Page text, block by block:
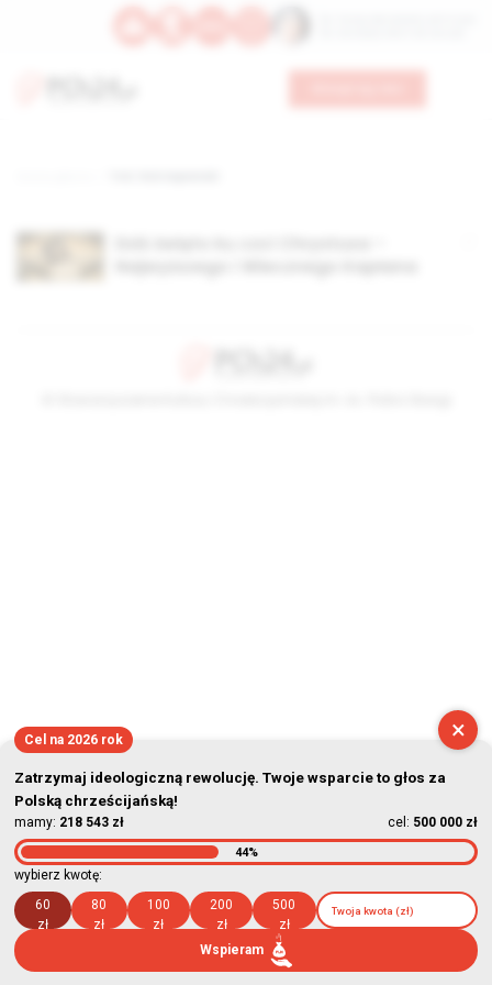
×
Cel na 2026 rok
Zatrzymaj ideologiczną rewolucję. Twoje wsparcie to głos za
Polską chrześcijańską!
mamy: 218 543 zł cel: 500 000 zł
44%
wybierz kwotę:
60
zł
80
zł
100
zł
200
zł
500
zł
Wspieram